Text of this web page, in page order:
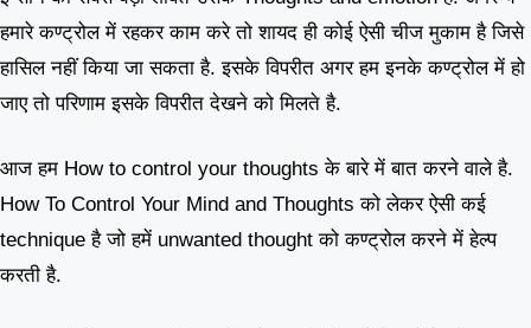
हमारे कण्ट्रोल में रहकर काम करे तो शायद ही कोई ऐसी चीज मुकाम है जिसे
हासिल नहीं किया जा सकता है. इसके विपरीत अगर हम इनके कण्ट्रोल में हो
जाए तो परिणाम इसके विपरीत देखने को मिलते है.
आज हम How to control your thoughts के बारे में बात करने वाले है.
How To Control Your Mind and Thoughts को लेकर ऐसी कई
technique है जो हमें unwanted thought को कण्ट्रोल करने में हेल्प
करती है.